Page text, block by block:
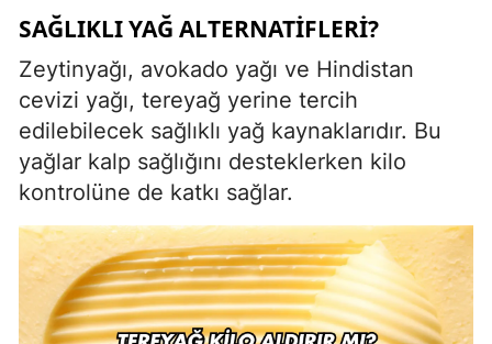
SAĞLIKLI YAĞ ALTERNATIFLERI?
Zeytinyağı, avokado yağı ve Hindistan
cevizi yağı, tereyağ yerine tercih
edilebilecek sağlıklı yağ kaynaklarıdır. Bu
yağlar kalp sağlığını desteklerken kilo
kontrolüne de katkı sağlar.